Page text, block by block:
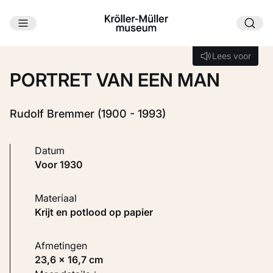
Ga naar hoofdinhoud
Lees voor
Lees voor
PORTRET VAN EEN MAN
Rudolf Bremmer (1900 - 1993)
Datum
voor 1930
Materiaal
Krijt en potlood op papier
Afmetingen
23,6 × 16,7 cm